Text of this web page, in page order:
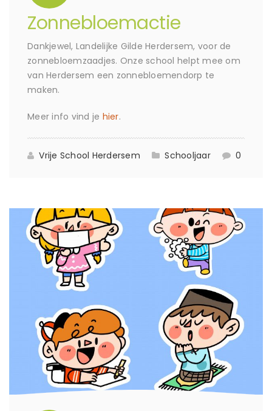
Zonnebloemactie
Dankjewel, Landelijke Gilde Herdersem, voor de
zonnebloemzaadjes. Onze school helpt mee om
van Herdersem een zonnebloemendorp te
maken.
Meer info vind je hier.
Vrije School Herdersem Schooljaar 0